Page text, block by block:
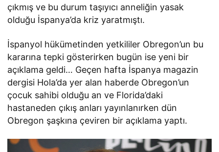
çıkmış ve bu durum taşıyıcı anneliğin yasak
olduğu İspanya’da kriz yaratmıştı.
İspanyol hükümetinden yetkililer Obregon’un bu
kararına tepki gösterirken bugün ise yeni bir
açıklama geldi… Geçen hafta İspanya magazin
dergisi Hola’da yer alan haberde Obregon’un
çocuk sahibi olduğu an ve Florida’daki
hastaneden çıkış anları yayınlanırken dün
Obregon şaşkına çeviren bir açıklama yaptı.